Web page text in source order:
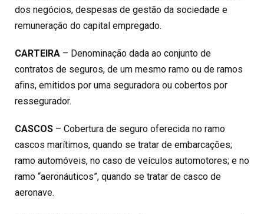
dos negócios, despesas de gestão da sociedade e
remuneração do capital empregado.
CARTEIRA – Denominação dada ao conjunto de
contratos de seguros, de um mesmo ramo ou de ramos
afins, emitidos por uma seguradora ou cobertos por
ressegurador.
CASCOS – Cobertura de seguro oferecida no ramo
cascos marítimos, quando se tratar de embarcações;
ramo automóveis, no caso de veículos automotores; e no
ramo “aeronáuticos”, quando se tratar de casco de
aeronave.